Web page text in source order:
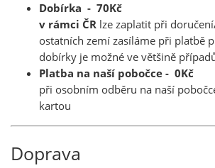
Dobírka - 70Kč
v rámci ČR lze zaplatit při
ostatních zemí zasíláme při platbě
dobírky je možné ve většině
Platba na naší pobočce - 0Kč
při osobním odběru na naší
kartou
Doprava